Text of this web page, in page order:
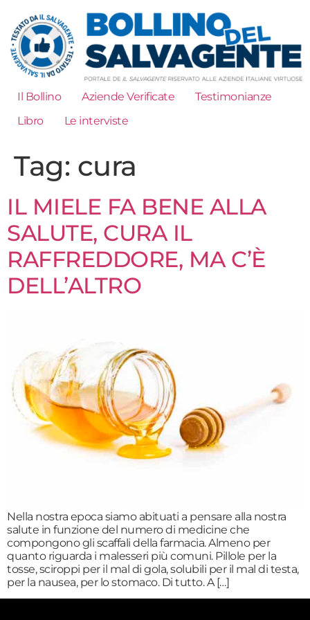
Il Bollino Aziende Verificate
Testimonianze
Libro
Le interviste
Tag: cura
IL MIELE FA BENE ALLA
SALUTE, CURA IL
RAFFREDDORE, MA C’È
DELL’ALTRO
Nella nostra epoca siamo abituati a pensare alla nostra
salute in funzione del numero di medicine che
compongono gli scaffali della farmacia. Almeno per
quanto riguarda i malesseri più comuni. Pillole per la
tosse, sciroppi per il mal di gola, solubili per il mal di testa,
per la nausea, per lo stomaco. Di tutto. A […]